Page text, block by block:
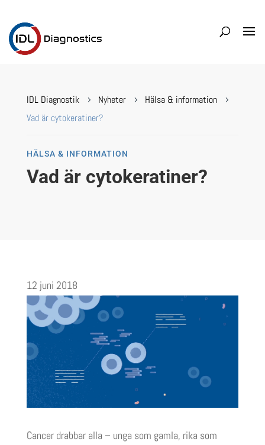
IDL Diagnostik 5 Nyheter 5 Hälsa & information 5
Vad är cytokeratiner?
HÄLSA & INFORMATION
Vad är cytokeratiner?
12 juni 2018
Cancer drabbar alla – unga som gamla, rika som